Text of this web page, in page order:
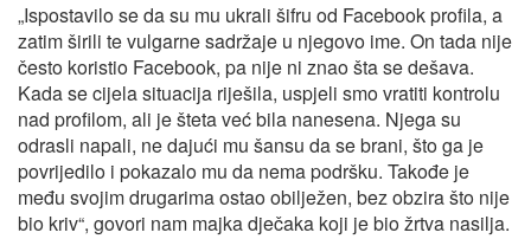
„Ispostavilo se da su mu ukrali šifru od Facebook profila, a
zatim širili te vulgarne sadržaje u njegovo ime. On tada nije
često koristio Facebook, pa nije ni znao šta se dešava.
Kada se cijela situacija riješila, uspjeli smo vratiti kontrolu
nad profilom, ali je šteta već bila nanesena. Njega su
odrasli napali, ne dajući mu šansu da se brani, što ga je
povrijedilo i pokazalo mu da nema podršku. Takođe je
među svojim drugarima ostao obilježen, bez obzira što nije
bio kriv“, govori nam majka dječaka koji je bio žrtva nasilja.